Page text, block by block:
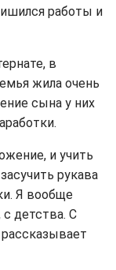
работы и
в
жила очень
сына у них
и учить
рукава
Я вообще
детства. С